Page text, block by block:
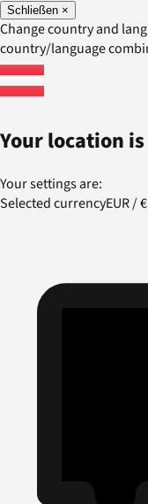
Schließen ×
Change country and
country/language
Your location
Your settings are:
Selected currencyEUR/€